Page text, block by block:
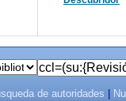
de autoridades